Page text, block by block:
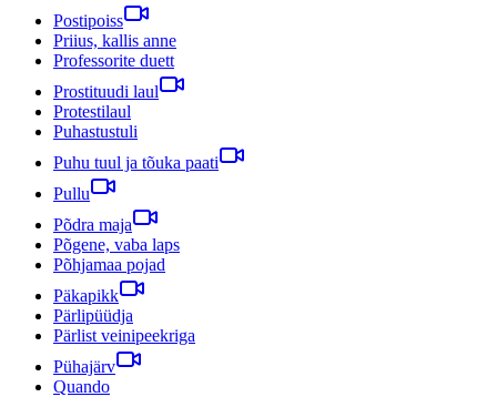
Postipoiss
Priius, kallis anne
Professorite duett
Prostituudi laul
Protestilaul
Puhastustuli
Puhu tuul ja tõuka paati
Pullu
Põdra maja
Põgene, vaba laps
Põhjamaa pojad
Päkapikk
Pärlipüüdja
Pärlist veinipeekriga
Pühajärv
Quando